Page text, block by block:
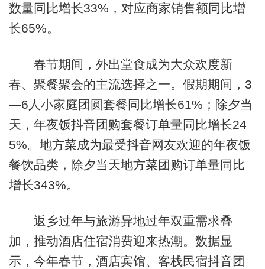
数量同比增长33%，对应商家销售额同比增
长65%。
春节期间，外出堂食成为大众欢度新
春、聚餐聚会的主流选择之一。假期期间，3
—6人小家庭团圆套餐同比增长61%；除夕当
天，年夜饭抖音团购套餐订单量同比增长24
5%。地方菜成为最受抖音网友欢迎的年夜饭
餐饮品类，除夕当天地方菜团购订单量同比
增长343%。
返乡过年与旅游异地过年双重需求叠
加，推动酒店住宿消费迎来热潮。数据显
示，今年春节，酒店宾馆、客栈民宿抖音团